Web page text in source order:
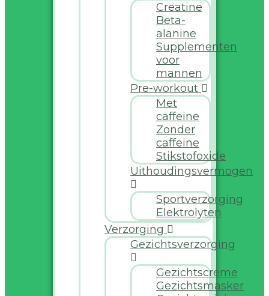
Creatine
Beta-
alanine
Supplementen
voor
mannen
Pre-workout
Met
caffeine
Zonder
caffeine
Stikstofoxide
Uithoudingsvermogen
Sportverzorging
Elektrolyten
Verzorging
Gezichtsverzorging
Gezichtscreme
Gezichtsmasker